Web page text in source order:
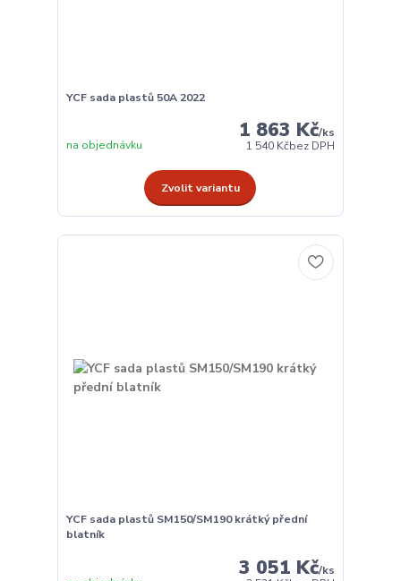
YCF sada plastů 50A 2022
1 863 Kč/ks
1 540 Kčbez DPH
na objednávku
Zvolit variantu
YCF sada plastů SM150/SM190 krátký přední
blatník
3 051 Kč/ks